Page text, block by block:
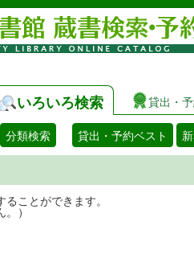
いろいろ検索 貸出・
分類検索 貸出・予約ベスト
を検索することがで
）